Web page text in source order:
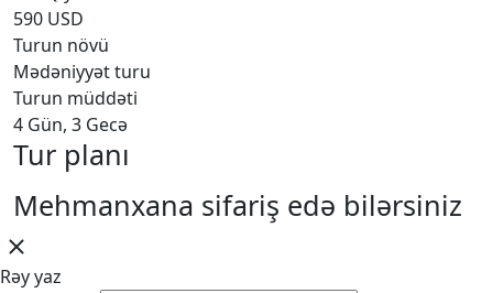
590 USD
Turun növü
Mədəniyyət turu
Turun müddəti
4 Gün, 3 Gecə
Tur planı
Mehmanxana sifariş edə bilərsiniz
Rəy yaz